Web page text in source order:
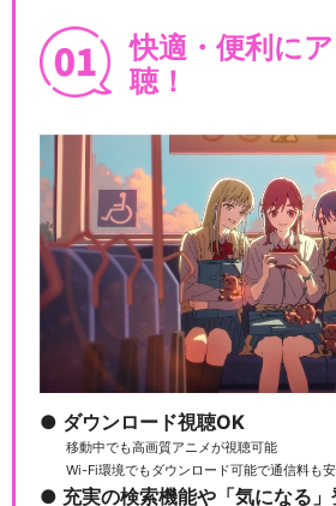
快適・便利に
聴！
ダウンロード視聴OK
移動中でも高画質アニメが視聴可能
Wi-Fi環境でもダウンロード可能で通信料も
充実の検索機能や「気になる」